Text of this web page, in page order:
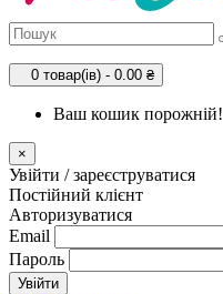
0 товар(ів) - 0.00 ₴
Ваш кошик порожній!
×
Увійти / зареєструватися
Постійний клієнт
Авторизуватися
Email
Пароль
Увійти